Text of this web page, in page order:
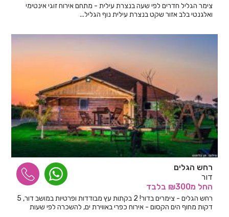
צימר הגליל חדרים לפי שעה בנצרת עילית - מתחם אירוח זוגי אינטימי
ואלגנטי בלב אזור שקט בנצרת עילית נוף הגליל...
רחש הגלים
דור
החל מ₪300 בלבד
רחש הגלים - צימרים בדור! 2 בקתות עץ מבודדות ופרטיות במושב דור, 5
דקות מחוף הים הקסום - אירוח כפרי באווירת ים, להשכרה לפי שעות